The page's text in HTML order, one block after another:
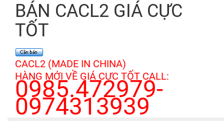
BÁN CACL2 GIÁ CỰC
TỐT
CACL2 (MADE IN CHINA)
HÀNG MỚI VỀ GIÁ CỰC TỐT CALL:
0985.472979-
0974313939